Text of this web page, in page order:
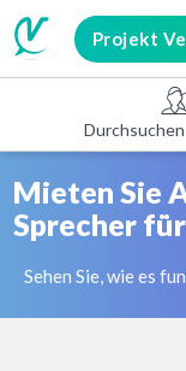
Projekt
Mieten Sie
Sprecher
Sehen Sie, wie es